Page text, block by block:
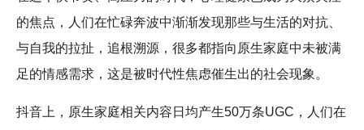
的焦点，人们在忙碌奔波中渐渐发现那些与生活的对抗、
与自我的拉扯，追根溯源，很多都指向原生家庭中未被满
足的情感需求，这是被时代性焦虑催生出的社会现象。
抖音上，原生家庭相关内容日均产生50万条UGC，人们在